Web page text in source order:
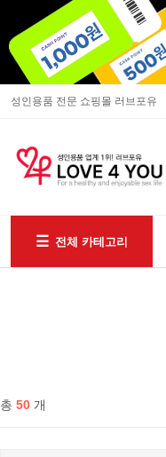
성인용품 전문 쇼핑몰 러브포유
전체 카테고리
총 50 개